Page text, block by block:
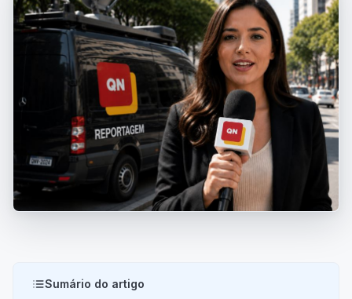
Sumário do artigo